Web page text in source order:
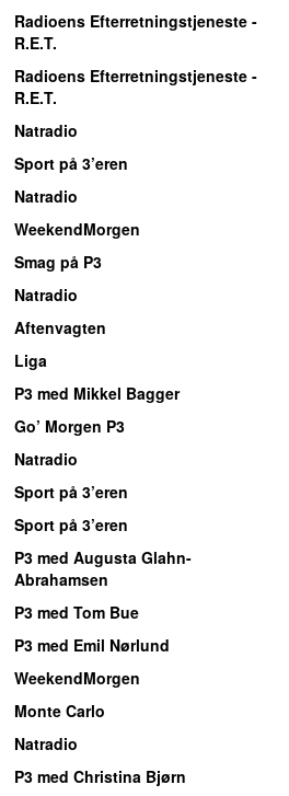
Radioens Efterretningstjeneste -
R.E.T.
Radioens Efterretningstjeneste -
R.E.T.
Natradio
Sport på 3’eren
Natradio
WeekendMorgen
Smag på P3
Natradio
Aftenvagten
Liga
P3 med Mikkel Bagger
Go’ Morgen P3
Natradio
Sport på 3’eren
Sport på 3’eren
P3 med Augusta Glahn-
Abrahamsen
P3 med Tom Bue
P3 med Emil Nørlund
WeekendMorgen
Monte Carlo
Natradio
P3 med Christina Bjørn